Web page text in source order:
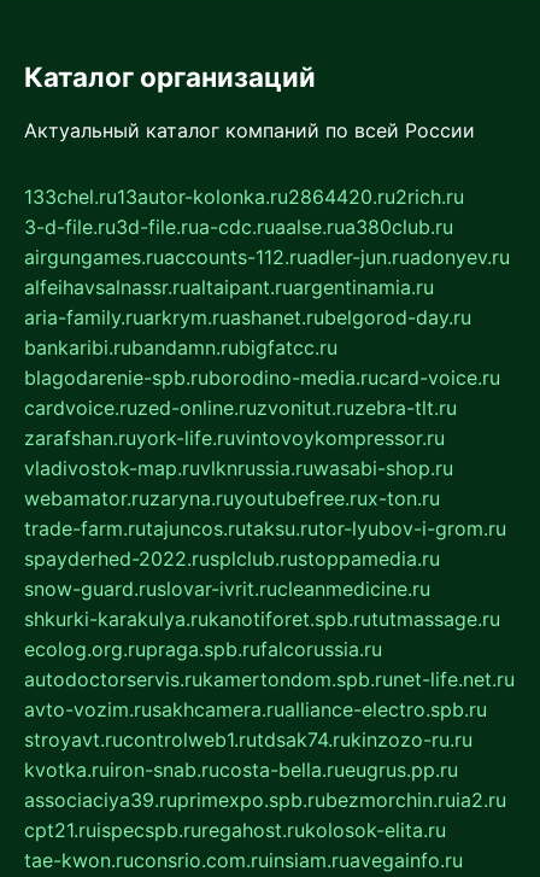
Каталог организаций
Актуальный каталог компаний по всей России
133chel.ru13autor-kolonka.ru2864420.ru2rich.ru
3-d-file.ru3d-file.rua-cdc.ruaalse.rua380club.ru
airgungames.ruaccounts-112.ruadler-jun.ruadonyev.ru
alfeihavsalnassr.rualtaipant.ruargentinamia.ru
aria-family.ruarkrym.ruashanet.rubelgorod-day.ru
bankaribi.rubandamn.rubigfatcc.ru
blagodarenie-spb.ruborodino-media.rucard-voice.ru
cardvoice.ruzed-online.ruzvonitut.ruzebra-tlt.ru
zarafshan.ruyork-life.ruvintovoykompressor.ru
vladivostok-map.ruvlknrussia.ruwasabi-shop.ru
webamator.ruzaryna.ruyoutubefree.rux-ton.ru
trade-farm.rutajuncos.rutaksu.rutor-lyubov-i-grom.ru
spayderhed-2022.rusplclub.rustoppamedia.ru
snow-guard.ruslovar-ivrit.rucleanmedicine.ru
shkurki-karakulya.rukanotiforet.spb.rututmassage.ru
ecolog.org.rupraga.spb.rufalcorussia.ru
autodoctorservis.rukamertondom.spb.runet-life.net.ru
avto-vozim.rusakhcamera.rualliance-electro.spb.ru
stroyavt.rucontrolweb1.rutdsak74.rukinzozo-ru.ru
kvotka.ruiron-snab.rucosta-bella.rueugrus.pp.ru
associaciya39.ruprimexpo.spb.rubezmorchin.ruia2.ru
cpt21.ruispecspb.ruregahost.rukolosok-elita.ru
tae-kwon.ruconsrio.com.ruinsiam.ruavegainfo.ru